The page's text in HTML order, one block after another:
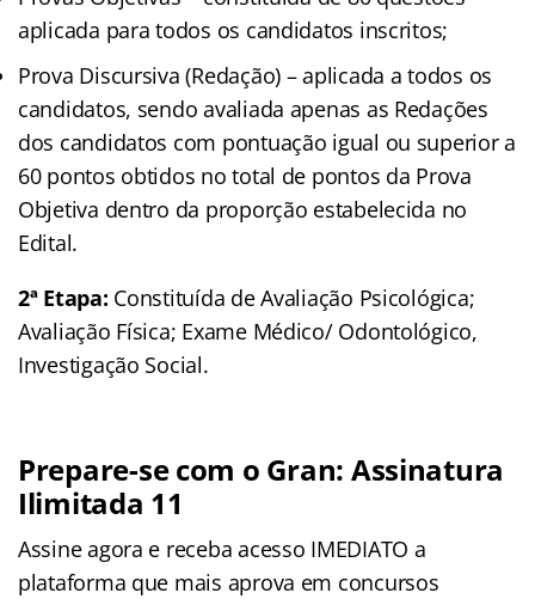
aplicada para todos os candidatos inscritos;
Prova Discursiva (Redação) – aplicada a todos os
candidatos, sendo avaliada apenas as Redações
dos candidatos com pontuação igual ou superior a
60 pontos obtidos no total de pontos da Prova
Objetiva dentro da proporção estabelecida no
Edital.
2ª Etapa: Constituída de Avaliação Psicológica;
Avaliação Física; Exame Médico/ Odontológico,
Investigação Social.
Prepare-se com o Gran: Assinatura
Ilimitada 11
Assine agora e receba acesso IMEDIATO a
plataforma que mais aprova em concursos